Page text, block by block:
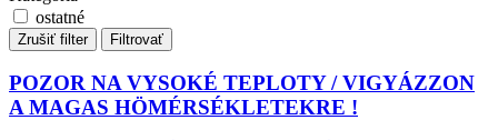
ostatné
Zrušiť filter Filtrovať
POZOR NA VYSOKÉ TEPLOTY / VIGYÁZZON
A MAGAS HÖMÉRSÉKLETEKRE !